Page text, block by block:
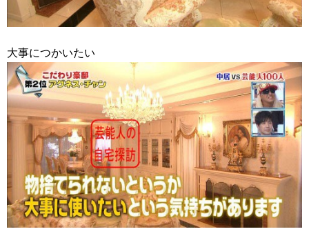
大事につかいたい